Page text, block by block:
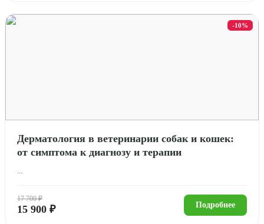
-10%
Дерматология в ветеринарии собак и кошек:
от симптома к диагнозу и терапии
17 700 ₽
15 900 ₽ Подробнее